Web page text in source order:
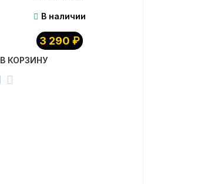
В наличии
3 290 ₽
В КОРЗИНУ